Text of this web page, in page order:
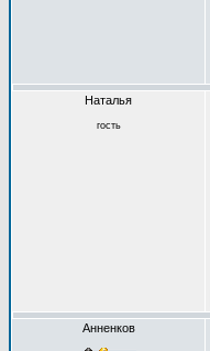
Наталья
гость
Анненков